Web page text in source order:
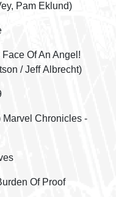
Pam Eklund)
Of An Angel!
/ Jeff Albrecht)
Chronicles -
Of Proof